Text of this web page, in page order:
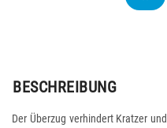
BESCHREIBUNG
Der Überzug verhindert Kratzer